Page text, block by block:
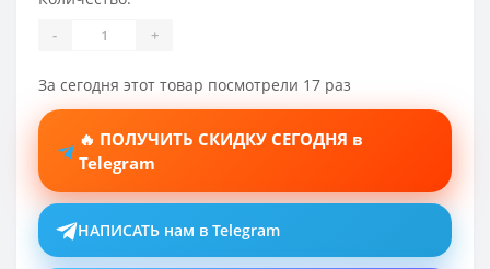
- +
За сегодня этот товар посмотрели 17 раз
🔥 ПОЛУЧИТЬ СКИДКУ СЕГОДНЯ в
Telegram
НАПИСАТЬ нам в Telegram